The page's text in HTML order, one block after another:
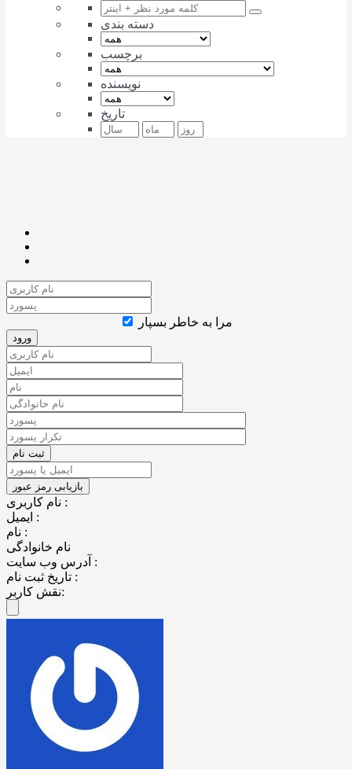
دسته بندی
برچسب
نویسنده
تاریخ
مرا به خاطر بسپار
نام کاربری :
ایمیل :
نام :
نام خانوادگی
آدرس وب سایت :
تاریخ ثبت نام :
نقش کاربر: